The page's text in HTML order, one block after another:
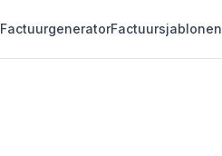
FactuurgeneratorFactuursjablonen